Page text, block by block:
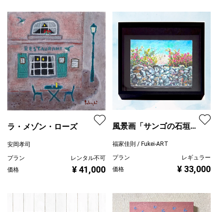
ラ・メゾン・ローズ
安岡孝司
プラン
レンタル不可
価格
¥ 41,000
風景画「サンゴの石垣に
き
福家佳則 / Fukei-ART
プラン
レギュラー
価格
¥ 33,000